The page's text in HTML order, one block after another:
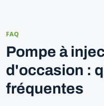
FAQ
Pompe à
d'occasion :
fréquentes